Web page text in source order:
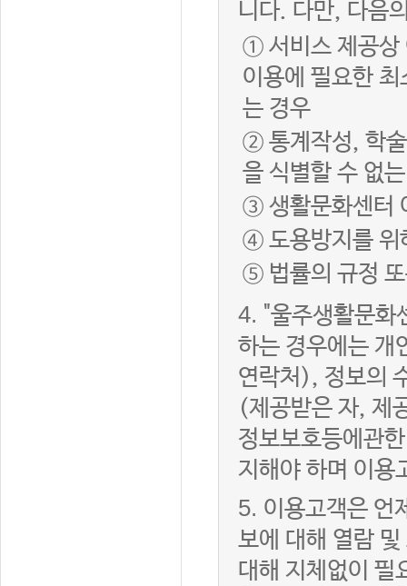
니다. 다만, 다음
① 서비스 제공상
이용에 필요한
는 경우
② 통계작성, 학
을 식별할 수 없
③ 생활문화센터
④ 도용방지를 위
⑤ 법률의 규정 또
4. "울주생활문화
하는 경우에는 개
연락처), 정보의
(제공받은 자, 제
정보보호등에관
지해야 하며 이용
5. 이용고객은 언
보에 대해 열람
대해 지체없이 필